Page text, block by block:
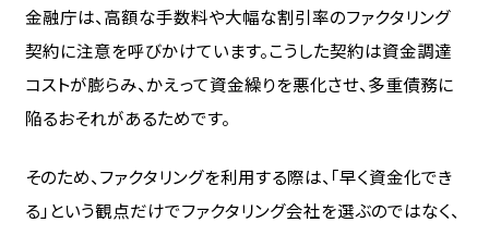
金融庁は、高額な手数料や大幅な割引率のファクタリング
契約に注意を呼びかけています。こうした契約は資金調達
コストが膨らみ、かえって資金繰りを悪化させ、多重債務に
陥るおそれがあるためです。
そのため、ファクタリングを利用する際は、「早く資金化でき
る」という観点だけでファクタリング会社を選ぶのではなく、